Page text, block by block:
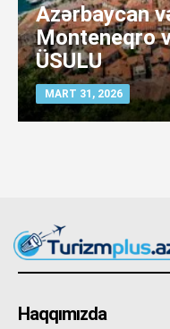
Azərbaycan
Monteneqro
ÜSULU
MART 31, 2026
Haqqımızda